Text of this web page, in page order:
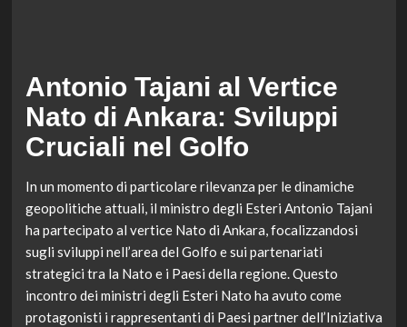
Antonio Tajani al Vertice
Nato di Ankara: Sviluppi
Cruciali nel Golfo
In un momento di particolare rilevanza per le dinamiche
geopolitiche attuali, il ministro degli Esteri Antonio Tajani
ha partecipato al vertice Nato di Ankara, focalizzandosi
sugli sviluppi nell’area del Golfo e sui partenariati
strategici tra la Nato e i Paesi della regione. Questo
incontro dei ministri degli Esteri Nato ha avuto come
protagonisti i rappresentanti di Paesi partner dell’Iniziativa